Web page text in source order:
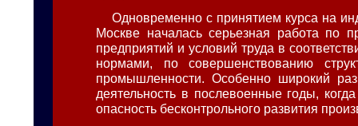
Одновременно с принятием курса на
Москве началась серьезная работа по
предприятий и условий труда в
нормами, по совершенствованию
промышленности. Особенно широкий
деятельность в послевоенные годы,
опасность бесконтрольного развития